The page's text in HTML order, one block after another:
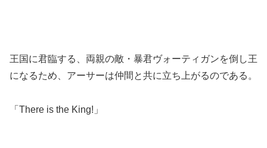
王国に君臨する、両親の敵・暴君ヴォーティガンを倒し王
になるため、アーサーは仲間と共に立ち上がるのである。
「There is the King!」